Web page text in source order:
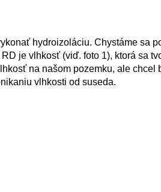
hydroizoláciu. Chystáme sa
je vlhkosť (viď. foto 1), ktorá sa
na našom pozemku, ale chcel
vlhkosti od suseda.